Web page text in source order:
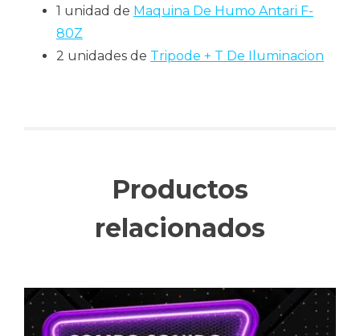
1 unidad de Maquina De Humo Antari F-
80Z
2 unidades de Tripode + T De Iluminacion
Productos
relacionados